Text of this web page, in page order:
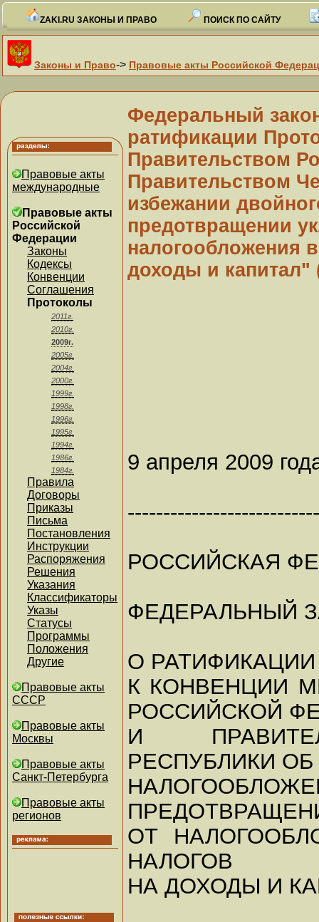
ZAKI.RU ЗАКОНЫ И ПРАВО ПОИСК ПО САЙТУ
Законы и Право-> Правовые акты Российской
Правовые акты
международные
Правовые акты
Российской
Федерации
Законы
Кодексы
Конвенции
Соглашения
Протоколы
2011г.
2010г.
2009г.
2005г.
2004г.
2000г.
1999г.
1998г.
1996г.
1995г.
1994г.
1986г.
1984г.
Правила
Договоры
Приказы
Письма
Постановления
Инструкции
Распоряжения
Решения
Указания
Классификаторы
Указы
Статусы
Программы
Положения
Другие
Правовые акты
СССР
Правовые акты
Москвы
Правовые акты
Санкт-Петербурга
Правовые акты
регионов
Федеральный
ратификации
Правительством
Правительством
избежании
предотвращении
налогообложения
доходы и капитал"
9 апреля 2009
РОССИЙСКАЯ
ФЕДЕРАЛЬНЫЙ
О
К КОНВЕНЦИИ
РОССИЙСКОЙ
И
РЕСПУБЛИКИ
ОТ
НАЛОГОВ
НА ДОХОДЫ И